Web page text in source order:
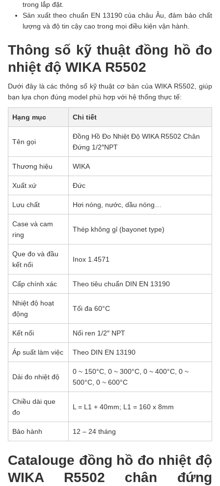
trong lắp đặt.
Sản xuất theo chuẩn EN 13190 của châu Âu, đảm bảo chất
lượng và độ tin cậy cao trong mọi điều kiện vận hành.
Thông số kỹ thuật đồng hồ đo
nhiệt độ WIKA R5502
Dưới đây là các thông số kỹ thuật cơ bản của WIKA R5502, giúp
bạn lựa chọn đúng model phù hợp với hệ thống thực tế:
Hạng mục Chi tiết
Tên gọi
Đồng Hồ Đo Nhiệt Độ WIKA R5502 Chân
Đứng 1/2″NPT
Thương hiệu WIKA
Xuất xứ Đức
Lưu chất Hơi nóng, nước, dầu nóng…
Case và cam
ring
Thép không gỉ (bayonet type)
Que đo và đầu
kết nối
Inox 1.4571
Cấp chính xác Theo tiêu chuẩn DIN EN 13190
Nhiệt độ hoạt
động
Tối đa 60°C
Kết nối Nối ren 1/2″ NPT
Áp suất làm việc Theo DIN EN 13190
Dải đo nhiệt độ
0 ~ 150°C, 0 ~ 300°C, 0 ~ 400°C, 0 ~
500°C, 0 ~ 600°C
Chiều dài que
đo
L = L1 + 40mm; L1 = 160 x 8mm
Bảo hành 12 – 24 tháng
Catalouge đồng hồ đo nhiệt độ
WIKA R5502 chân đứng